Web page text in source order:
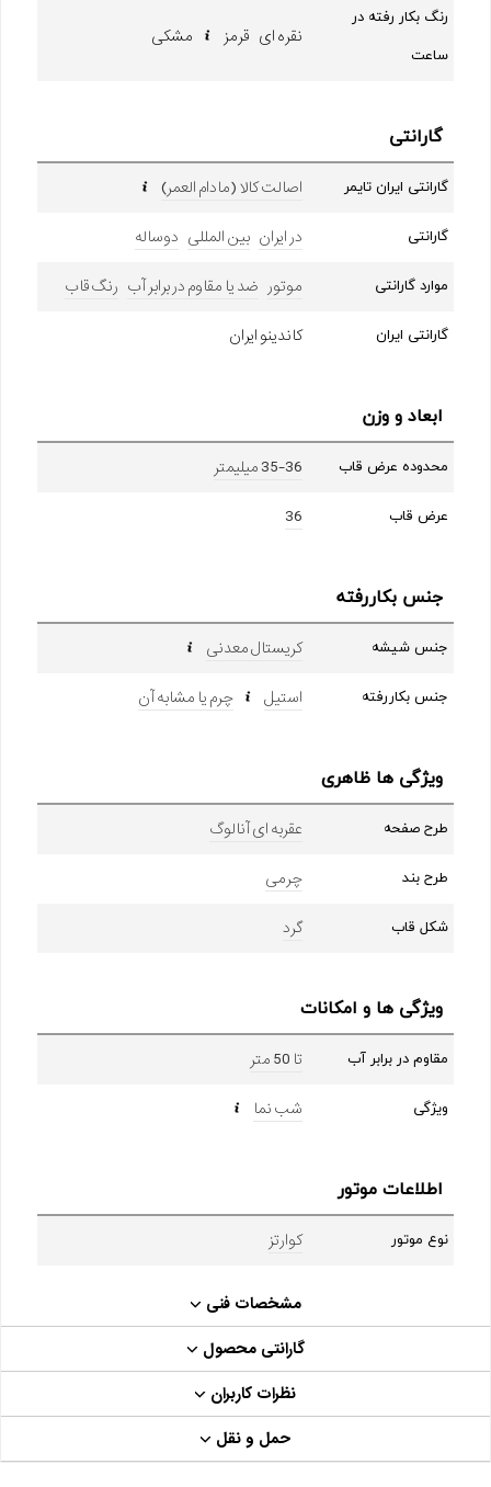
رنگ بکار رفته در
ساعت
نقره ای قرمز مشکی
گارانتی
گارانتی ایران تایمر اصالت کالا (مادام العمر)
گارانتی در ایران بین المللی دوساله
موارد گارانتی موتور ضد یا مقاوم در برابر آب رنگ قاب
گارانتی ایران کاندینو ایران
ابعاد و وزن
محدوده عرض قاب 35-36 میلیمتر
عرض قاب 36
جنس بکاررفته
جنس شیشه کریستال معدنی
جنس بکاررفته استیل چرم یا مشابه آن
ویژگی ها ظاهری
طرح صفحه عقربه ای آنالوگ
طرح بند چرمی
شکل قاب گرد
ویژگی ها و امکانات
مقاوم در برابر آب تا 50 متر
ویژگی شب نما
اطلاعات موتور
نوع موتور کوارتز
مشخصات فنی
گارانتی محصول
نظرات کاربران
حمل و نقل